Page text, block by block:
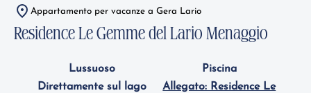
Appartamento per vacanze a Gera Lario
Residence Le Gemme del Lario Menaggio
Lussuoso
Piscina
Direttamente sul lago
Allegato: Residence Le